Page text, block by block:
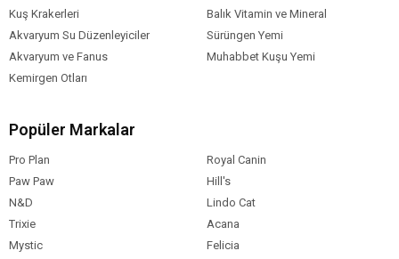
Kuş Krakerleri
Balık Vitamin ve Mineral
Akvaryum Su Düzenleyiciler
Sürüngen Yemi
Akvaryum ve Fanus
Muhabbet Kuşu Yemi
Kemirgen Otları
Popüler Markalar
Pro Plan
Royal Canin
Paw Paw
Hill's
N&D
Lindo Cat
Trixie
Acana
Mystic
Felicia